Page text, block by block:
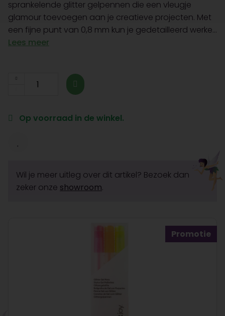
sprankelende glitter gelpennen die een vleugje
glamour toevoegen aan je creatieve projecten. Met
een fijne punt van 0,8 mm kun je gedetailleerd werke...
Lees meer
Op voorraad in de winkel.
Wil je meer uitleg over dit artikel? Bezoek dan
zeker onze showroom.
Promotie